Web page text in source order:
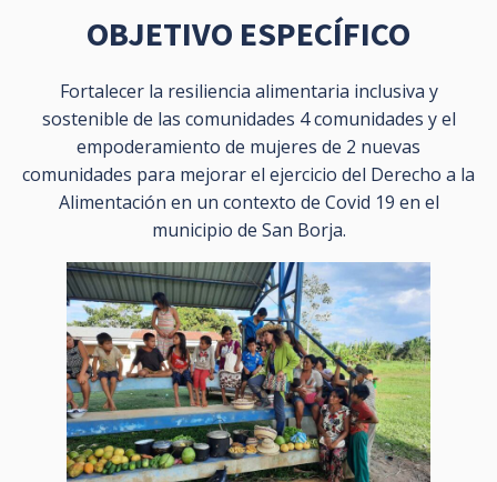
OBJETIVO ESPECÍFICO
Fortalecer la resiliencia alimentaria inclusiva y
sostenible de las comunidades 4 comunidades y el
empoderamiento de mujeres de 2 nuevas
comunidades para mejorar el ejercicio del Derecho a la
Alimentación en un contexto de Covid 19 en el
municipio de San Borja.